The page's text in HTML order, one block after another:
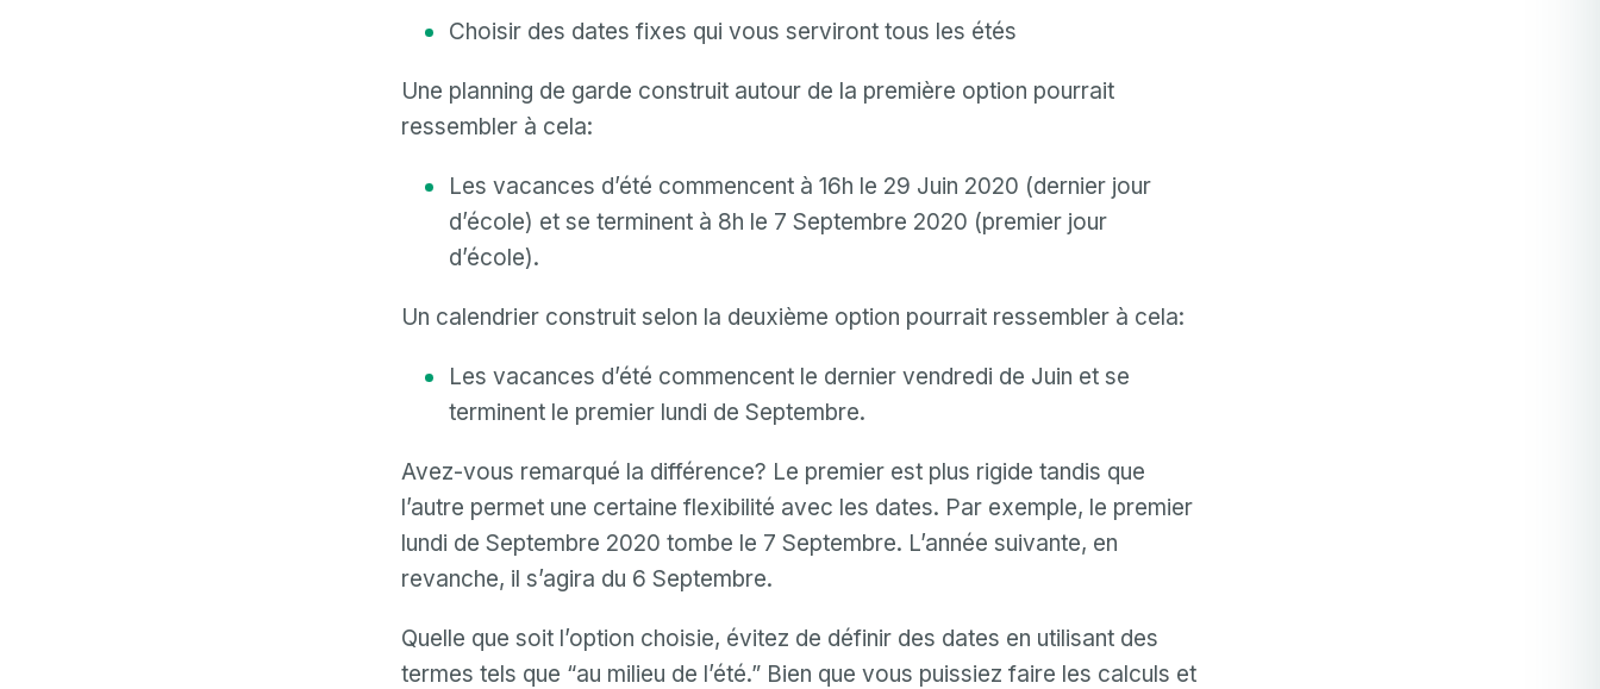
Choisir des dates fixes qui vous serviront tous les étés
Une planning de garde construit autour de la première option pourrait
ressembler à cela:
Les vacances d’été commencent à 16h le 29 Juin 2020 (dernier jour
d’école) et se terminent à 8h le 7 Septembre 2020 (premier jour
d’école).
Un calendrier construit selon la deuxième option pourrait ressembler à cela:
Les vacances d’été commencent le dernier vendredi de Juin et se
terminent le premier lundi de Septembre.
Avez-vous remarqué la différence? Le premier est plus rigide tandis que
l’autre permet une certaine flexibilité avec les dates. Par exemple, le premier
lundi de Septembre 2020 tombe le 7 Septembre. L’année suivante, en
revanche, il s’agira du 6 Septembre.
Quelle que soit l’option choisie, évitez de définir des dates en utilisant des
termes tels que “au milieu de l’été.” Bien que vous puissiez faire les calculs et
Mot de passe
Email
ou
mot
Connexion
Mot de passe oublié?
Facebook Google Apple
Mot de passe
Confirmation de mot de passe
Ou inscrivez-vous via
Facebook Google Apple